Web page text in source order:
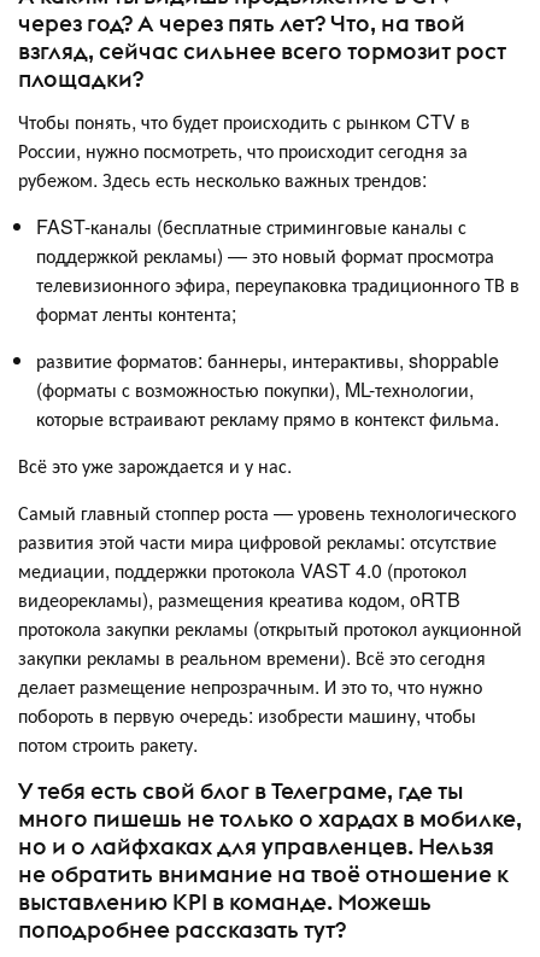
через год? А через пять лет? Что, на твой
взгляд, сейчас сильнее всего тормозит рост
площадки?
Чтобы понять, что будет происходить с рынком CTV в
России, нужно посмотреть, что происходит сегодня за
рубежом. Здесь есть несколько важных трендов:
FAST-каналы (бесплатные стриминговые каналы с
поддержкой рекламы) — это новый формат просмотра
телевизионного эфира, переупаковка традиционного ТВ в
формат ленты контента;
развитие форматов: баннеры, интерактивы, shoppable
(форматы с возможностью покупки), ML-технологии,
которые встраивают рекламу прямо в контекст фильма.
Всё это уже зарождается и у нас.
Самый главный стоппер роста — уровень технологического
развития этой части мира цифровой рекламы: отсутствие
медиации, поддержки протокола VAST 4.0 (протокол
видеорекламы), размещения креатива кодом, oRTB
протокола закупки рекламы (открытый протокол аукционной
закупки рекламы в реальном времени). Всё это сегодня
делает размещение непрозрачным. И это то, что нужно
побороть в первую очередь: изобрести машину, чтобы
потом строить ракету.
У тебя есть свой блог в Телеграме, где ты
много пишешь не только о хардах в мобилке,
но и о лайфхаках для управленцев. Нельзя
не обратить внимание на твоё отношение к
выставлению KPI в команде. Можешь
поподробнее рассказать тут?